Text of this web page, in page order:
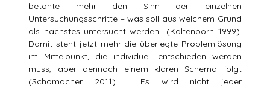
betonte mehr den Sinn der einzelnen
Untersuchungsschritte – was soll aus welchem Grund
als nächstes untersucht werden (Kaltenborn 1999).
Damit steht jetzt mehr die überlegte Problemlösung
im Mittelpunkt, die individuell entschieden werden
muss, aber dennoch einem klaren Schema folgt
(Schomacher 2011). Es wird nicht jeder